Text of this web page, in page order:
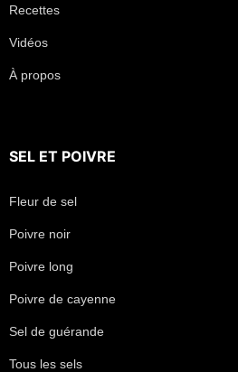
Recettes
Vidéos
À propos
SEL ET POIVRE
Fleur de sel
Poivre noir
Poivre long
Poivre de cayenne
Sel de guérande
Tous les sels